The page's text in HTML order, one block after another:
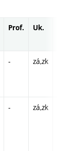
Prof. Uk.
- zá,zk
- zá,zk